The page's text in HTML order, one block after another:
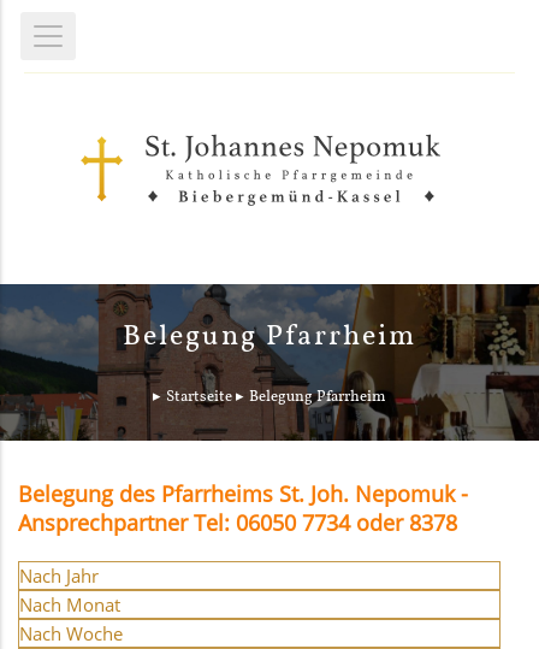
Belegung Pfarrheim
Startseite Belegung Pfarrheim
Belegung des Pfarrheims St. Joh. Nepomuk -
Ansprechpartner Tel: 06050 7734 oder 8378
Nach Jahr
Nach Monat
Nach Woche